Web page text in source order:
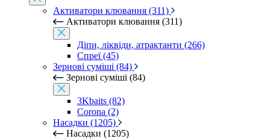
Активатори клювання (311)
Активатори клювання (311)
Діпи, ліквіди, атрактанти (266)
Спреї (45)
Зернові суміші (84)
Зернові суміші (84)
3Kbaits (82)
Corona (2)
Насадки (1205)
Насадки (1205)